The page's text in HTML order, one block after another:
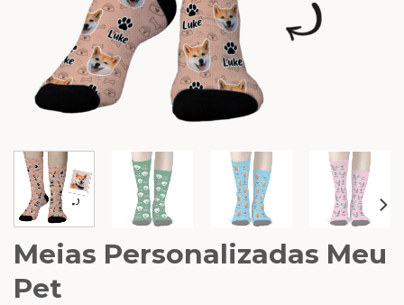
Meias Personalizadas Meu
Pet